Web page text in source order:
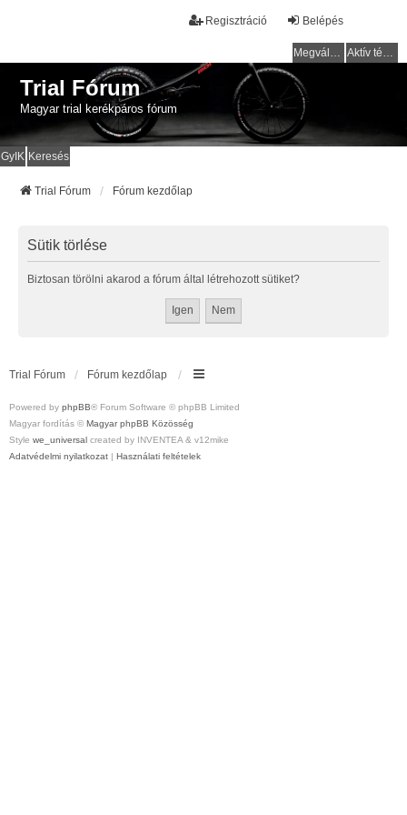
Belépés
Regisztráció
Megválaszolatlan témák Aktív témák
Trial Fórum
Magyar trial kerékpáros fórum
GyIK Keresés
Trial Fórum Fórum kezdőlap
Sütik törlése
Biztosan törölni akarod a fórum által létrehozott sütiket?
Trial Fórum Fórum kezdőlap
Powered by phpBB® Forum Software © phpBB Limited
Magyar fordítás © Magyar phpBB Közösség
Style we_universal created by INVENTEA & v12mike
Adatvédelmi nyilatkozat | Használati feltételek